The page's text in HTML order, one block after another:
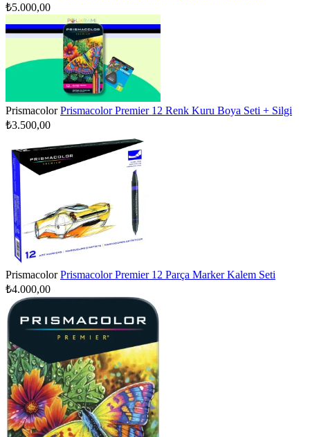
₺5.000,00
Prismacolor Prismacolor Premier 12 Renk Kuru Boya Seti + Silgi
₺3.500,00
Prismacolor Prismacolor Premier 12 Parça Marker Kalem Seti
₺4.000,00